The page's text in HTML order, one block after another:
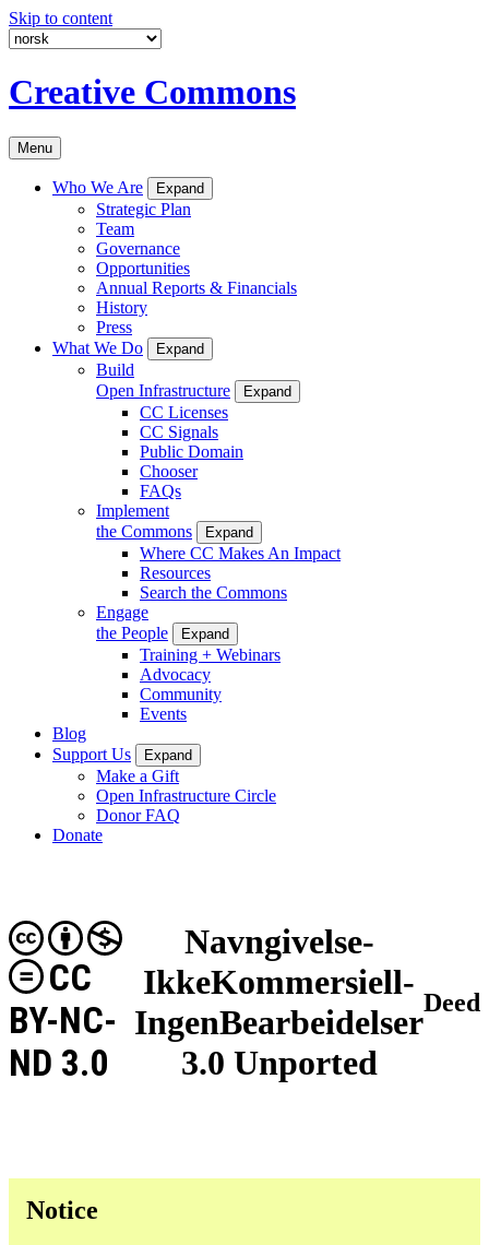
Skip to content
Creative Commons
Menu
Who We Are Expand
Strategic Plan
Team
Governance
Opportunities
Annual Reports & Financials
History
Press
What We Do
Expand
Build
Open Infrastructure
Expand
CC Licenses
CC Signals
Public Domain
Chooser
FAQs
Implement
the Commons
Expand
Where CC Makes An Impact
Resources
Search the Commons
Engage
the People
Expand
Training + Webinars
Advocacy
Community
Events
Blog
Support Us
Expand
Make a Gift
Open Infrastructure Circle
Donor FAQ
Donate
Navngivelse-
IkkeKommersiell-
IngenBearbeidelser
3.0 Unported
CC
BY-NC-
ND 3.0
Deed
Notice